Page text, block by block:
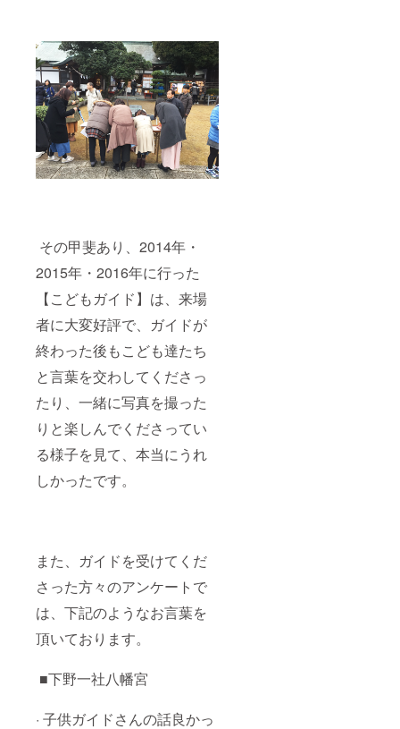
その甲斐あり、2014年・
2015年・2016年に行った
【こどもガイド】は、来場
者に大変好評で、ガイドが
終わった後もこども達たち
と言葉を交わしてくださっ
たり、一緒に写真を撮った
りと楽しんでくださってい
る様子を見て、本当にうれ
しかったです。
また、ガイドを受けてくだ
さった方々のアンケートで
は、下記のようなお言葉を
頂いております。
■下野一社八幡宮
· 子供ガイドさんの話良かっ